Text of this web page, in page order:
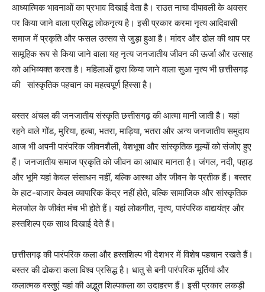
आध्यात्मिक भावनाओं का प्रभाव दिखाई देता है। राउत नाचा दीपावली के अवसर
पर किया जाने वाला प्रसिद्ध लोकनृत्य है। इसी प्रकार करमा नृत्य आदिवासी
समाज में प्रकृति और फसल उत्सव से जुड़ा हुआ है। मांदर और ढोल की थाप पर
सामूहिक रूप से किया जाने वाला यह नृत्य जनजातीय जीवन की ऊर्जा और उत्साह
को अभिव्यक्त करता है। महिलाओं द्वारा किया जाने वाला सुआ नृत्य भी छत्तीसगढ़
की सांस्कृतिक पहचान का महत्वपूर्ण हिस्सा है।
बस्तर अंचल की जनजातीय संस्कृति छत्तीसगढ़ की आत्मा मानी जाती है। यहां
रहने वाले गोंड, मुरिया, हल्बा, भतरा, माड़िया, भतरा और अन्य जनजातीय समुदाय
आज भी अपनी पारंपरिक जीवनशैली, वेशभूषा और सांस्कृतिक मूल्यों को संजोए हुए
हैं। जनजातीय समाज प्रकृति को जीवन का आधार मानता है। जंगल, नदी, पहाड़
और भूमि यहां केवल संसाधन नहीं, बल्कि आस्था और जीवन के प्रतीक हैं। बस्तर
के हाट-बाजार केवल व्यापारिक केंद्र नहीं होते, बल्कि सामाजिक और सांस्कृतिक
मेलजोल के जीवंत मंच भी होते हैं। यहां लोकगीत, नृत्य, पारंपरिक वाद्ययंत्र और
हस्तशिल्प एक साथ दिखाई देते हैं।
छत्तीसगढ़ की पारंपरिक कला और हस्तशिल्प भी देशभर में विशेष पहचान रखते हैं।
बस्तर की ढोकरा कला विश्व प्रसिद्ध है। धातु से बनी पारंपरिक मूर्तियां और
कलात्मक वस्तुएं यहां की अद्भुत शिल्पकला का उदाहरण हैं। इसी प्रकार लकड़ी